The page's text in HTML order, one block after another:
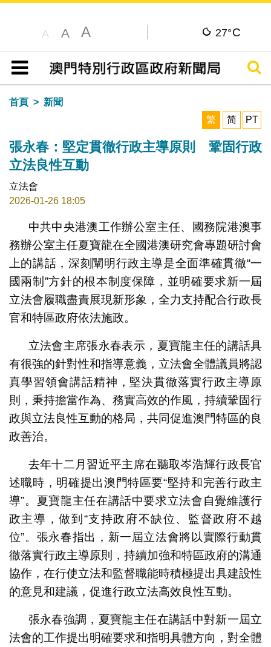
A A A 27°C
目錄
搜尋
首頁
新聞
繁
简 PT
張永春：堅定貫徹行政主導原則 鞏固行政
立法良性互動
立法會
2026-01-26 18:05
中共中央港澳工作辦公室主任、國務院港澳事
務辦公室主任夏寶龍在全國港澳研究會專題研討會
上的講話，深刻闡明行政主導是全面準確貫徹“一
國兩制”方針的根本制度保障，並明確要求新一屆
立法會履職盡責展現新形象，全力支持配合行政長
官和特區政府依法施政。
立法會主席張永春表示，夏寶龍主任的講話具
有很強的針對性和指導意義，立法會全體議員將認
真學習領會講話精神，堅決貫徹落實行政主導原
則，秉持擔當作為、務實高效的作風，持續鞏固行
政與立法良性互動的格局，共同促進澳門特區的良
政善治。
去年十二月習近平主席在聽取岑浩輝行政長官
述職時，明確提出澳門特區要“堅持和完善行政主
導”。夏寶龍主任在講話中要求立法會自覺維護行
政主導，做到“支持政府不缺位、監督政府不越
位”。張永春指出，新一屆立法會將以實際行動貫
徹落實行政主導原則，持續加強和特區政府的溝通
協作，在行使立法和監督職能時積極提出具建設性
的意見和建議，促進行政立法高效良性互動。
張永春強調，夏寶龍主任在講話中對新一屆立
法會的工作提出明確要求和指明具體方向，對全體